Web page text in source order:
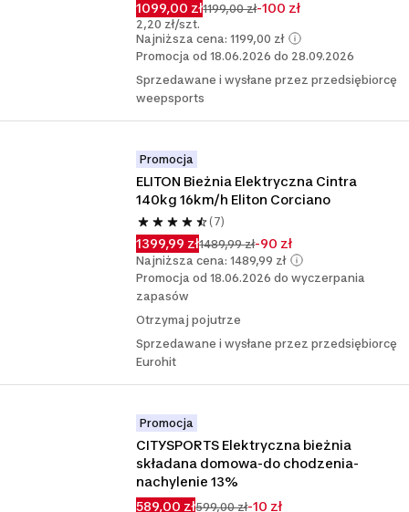
1099,00 zł1199,00 zł-100 zł
2,20 zł/szt.
Najniższa cena: 1199,00 zł
Promocja od 18.06.2026 do 28.09.2026
Sprzedawane i wysłane przez przedsiębiorcę
weepsports
Promocja
ELITON Bieżnia Elektryczna Cintra
140kg 16km/h Eliton Corciano
(7)
1399,99 zł1489,99 zł-90 zł
Najniższa cena: 1489,99 zł
Promocja od 18.06.2026 do wyczerpania
zapasów
Otrzymaj pojutrze
Sprzedawane i wysłane przez przedsiębiorcę
Eurohit
Promocja
CITYSPORTS Elektryczna bieżnia
składana domowa-do chodzenia-
nachylenie 13%
589,00 zł599,00 zł-10 zł